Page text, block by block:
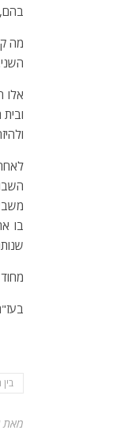
השני. 4 אפוסטומוס הרשע שרף לעם ישראל את התורה הקדושה. 5 הועמד צלם
אלו
בו
מאת